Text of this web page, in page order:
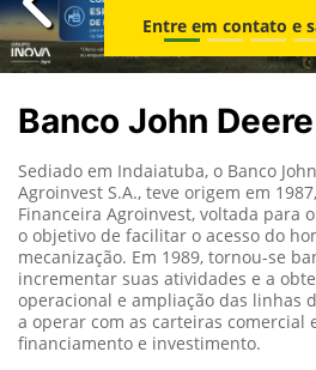
Entre em contato e
templates.template-
Banco John Deere
Sediado em Indaiatuba, o Banco
Agroinvest S.A., teve origem em
Financeira Agroinvest, voltada para
o objetivo de facilitar o acesso do
mecanização. Em 1989, tornou-se
incrementar suas atividades e a
operacional e ampliação das linhas
a operar com as carteiras comercial
financiamento e investimento.